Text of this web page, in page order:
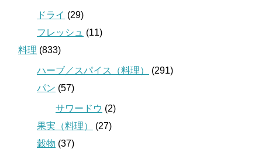
ドライ (29)
フレッシュ (11)
料理 (833)
ハーブ／スパイス（料理）
(291)
パン (57)
サワードウ (2)
果実（料理）
(27)
穀物 (37)